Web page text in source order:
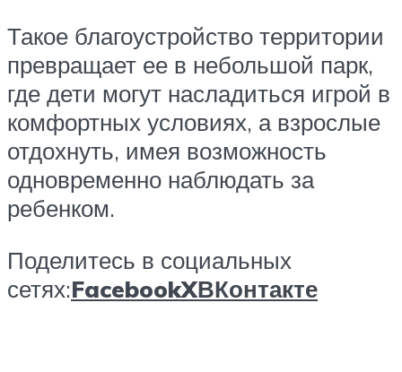
Такое благоустройство территории
превращает ее в небольшой парк,
где дети могут насладиться игрой в
комфортных условиях, а взрослые
отдохнуть, имея возможность
одновременно наблюдать за
ребенком.
Поделитесь в социальных
сетях:FacebookXВКонтакте